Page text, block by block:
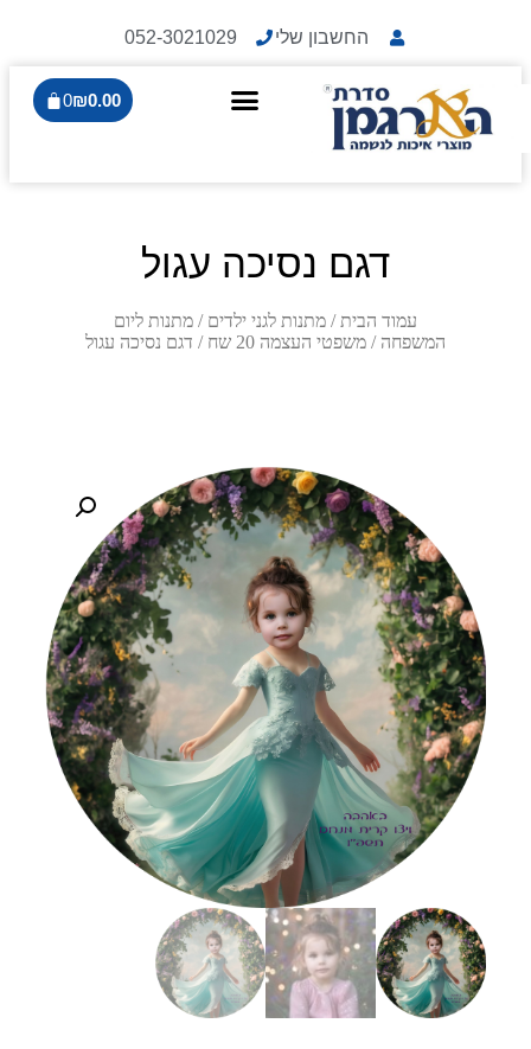
החשבון שלי 052-3021029
₪0.00
0
דגם נסיכה עגול
עמוד הבית / מתנות לגני ילדים / מתנות ליום
המשפחה / משפטי העצמה 20 שח / דגם נסיכה עגול